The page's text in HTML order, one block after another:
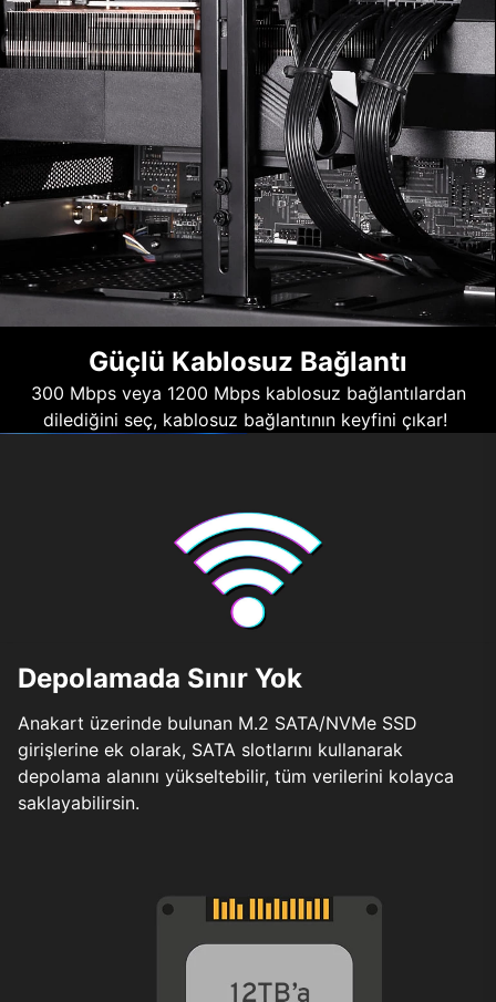
Güçlü Kablosuz Bağlantı
300 Mbps veya 1200 Mbps kablosuz bağlantılardan
dilediğini seç, kablosuz bağlantının keyfini çıkar!
Depolamada Sınır Yok
Anakart üzerinde bulunan M.2 SATA/NVMe SSD
girişlerine ek olarak, SATA slotlarını kullanarak
depolama alanını yükseltebilir, tüm verilerini kolayca
saklayabilirsin.